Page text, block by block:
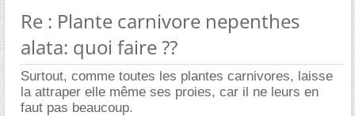
Re : Plante carnivore nepenthes
alata: quoi faire ??
Surtout, comme toutes les plantes carnivores, laisse
la attraper elle même ses proies, car il ne leurs en
faut pas beaucoup.